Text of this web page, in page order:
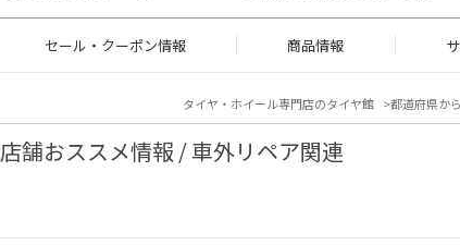
セール・クーポン情報 商品情報
タイヤ・ホイール専門店のタイヤ館 都道府県か
店舗おススメ情報 / 車外リペア関連